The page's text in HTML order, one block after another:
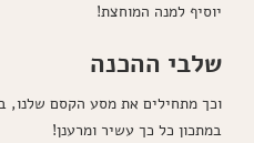
יוסיף למנה המוחצת!
שלבי ההכנה
וכך מתחילים את מסע הקסם שלנו,
במתכון כל כך עשיר ומרענן!